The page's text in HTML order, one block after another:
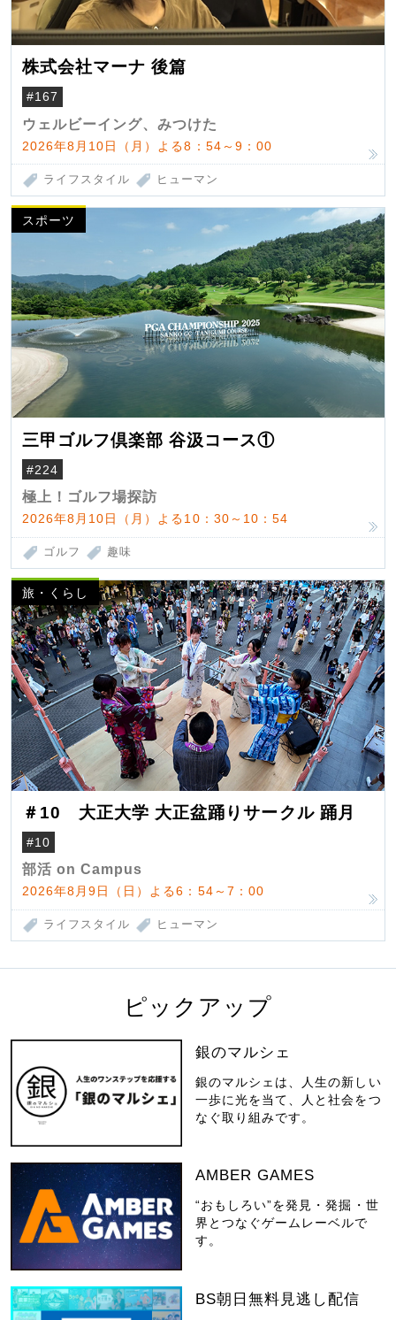
株式会社マーナ 後篇
#167
ウェルビーイング、みつけた
2026年8月10日（月）よる8：54～9：00
ライフスタイル ヒューマン
スポーツ
三甲ゴルフ倶楽部 谷汲コース①
#224
極上！ゴルフ場探訪
2026年8月10日（月）よる10：30～10：54
ゴルフ 趣味
旅・くらし
＃10 大正大学 大正盆踊りサークル 踊月
#10
部活 on Campus
2026年8月9日（日）よる6：54～7：00
ライフスタイル ヒューマン
ピックアップ
銀のマルシェ
銀のマルシェは、人生の新しい
一歩に光を当て、人と社会をつ
なぐ取り組みです。
AMBER GAMES
“おもしろい”を発見・発掘・世
界とつなぐゲームレーベルで
す。
BS朝日無料見逃し配信